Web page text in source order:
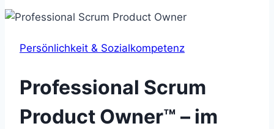
Persönlichkeit & Sozialkompetenz
Professional Scrum
Product Owner™ – im